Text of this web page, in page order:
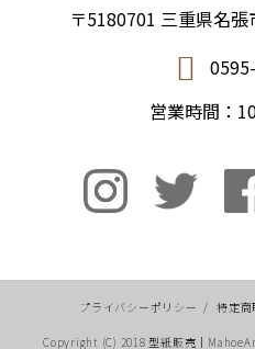
〒5180701 三重県名
営業時間：
プライバシーポリシー / 特定
Copyright (C) 2018 型紙販売｜